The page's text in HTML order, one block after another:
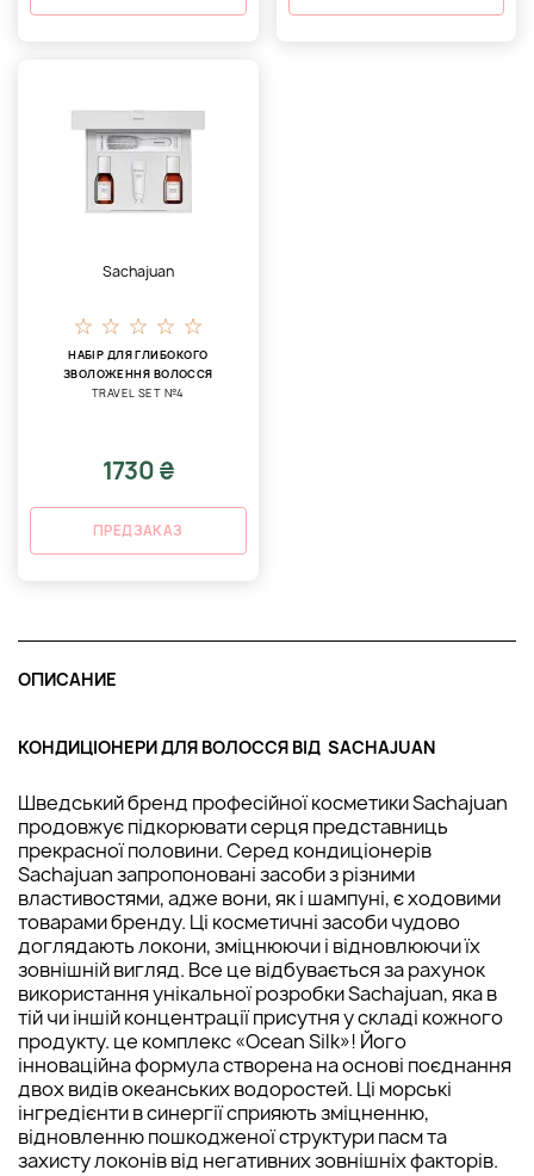
Sachajuan
НАБІР ДЛЯ ГЛИБОКОГО
ЗВОЛОЖЕННЯ ВОЛОССЯ
TRAVEL SET №4
1730 ₴
ПРЕДЗАКАЗ
ОПИСАНИЕ
КОНДИЦІОНЕРИ ДЛЯ ВОЛОССЯ ВІД SACHAJUAN
Шведський бренд професійної косметики Sachajuan
продовжує підкорювати серця представниць
прекрасної половини. Серед кондиціонерів
Sachajuan запропоновані засоби з різними
властивостями, адже вони, як і шампуні, є ходовими
товарами бренду. Ці косметичні засоби чудово
доглядають локони, зміцнюючи і відновлюючи їх
зовнішній вигляд. Все це відбувається за рахунок
використання унікальної розробки Sachajuan, яка в
тій чи іншій концентрації присутня у складі кожного
продукту. це комплекс «Ocean Silk»! Його
інноваційна формула створена на основі поєднання
двох видів океанських водоростей. Ці морські
інгредієнти в синергії сприяють зміцненню,
відновленню пошкодженої структури пасм та
захисту локонів від негативних зовнішніх факторів.